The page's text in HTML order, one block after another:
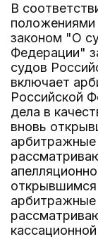
В
законом "О
Федерации"
судов
включает
Российской
дела в
вновь
арбитражные
арбитражные